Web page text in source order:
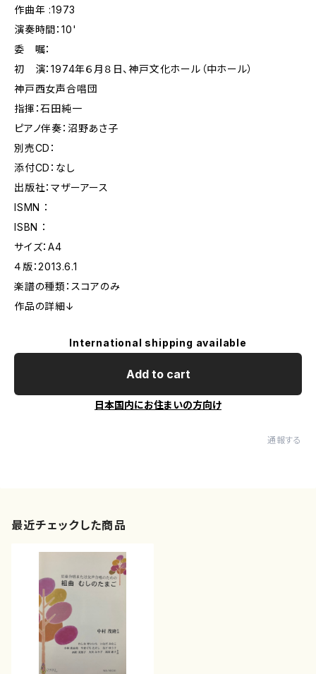
作曲年 :1973
演奏時間：10'
委 嘱：
初 演：1974年６月８日、神戸文化ホール（中ホール）
神戸西女声合唱団
指揮：石田純一
ピアノ伴奏：沼野あさ子
別売CD：
添付CD：なし
出版社：マザーアース
ISMN ：
ISBN ：
サイズ：A4
４版：2013.6.1
楽譜の種類：スコアのみ
作品の詳細↓
International shipping available
Add to cart
日本国内にお住まいの方向け
通報する
最近チェックした商品